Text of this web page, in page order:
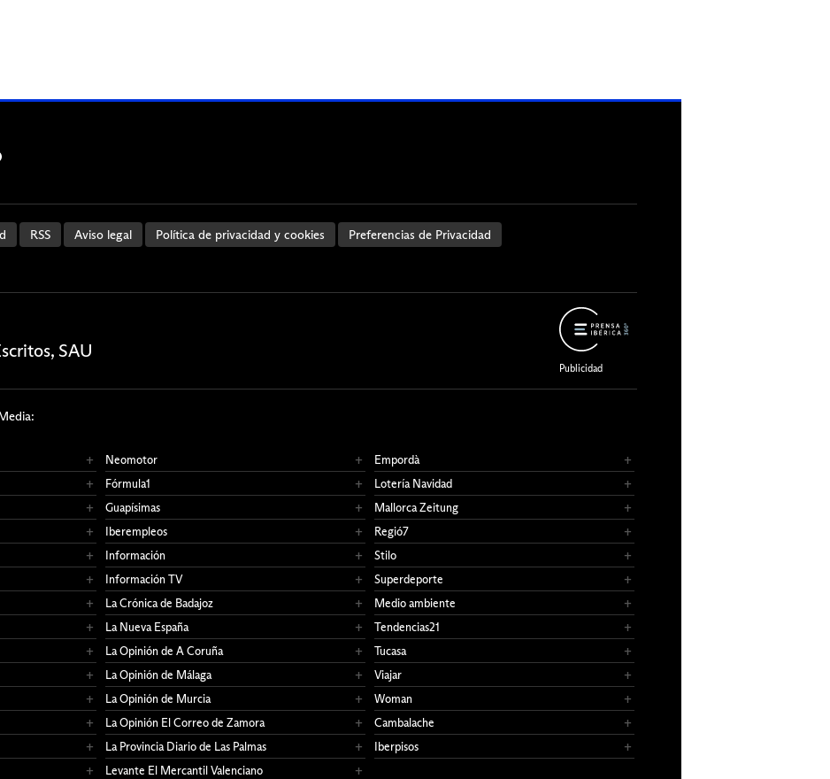
RSS Aviso legal Política de privacidad y cookies
Preferencias de Privacidad
Neomotor
Fórmula1
Guapísimas
Iberempleos
Información
Información TV
La Crónica de Badajoz
La Nueva España
La Opinión de A Coruña
La Opinión de Málaga
La Opinión de Murcia
La Opinión El Correo de Zamora
La Provincia Diario de Las Palmas
Levante El Mercantil Valenciano
Empordà
Lotería Navidad
Mallorca Zeitung
Regió7
Stilo
Superdeporte
Medio ambiente
Tendencias21
Tucasa
Viajar
Woman
Cambalache
Iberpisos